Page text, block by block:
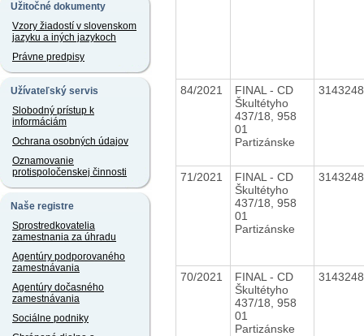
Užitočné dokumenty
Vzory žiadostí v slovenskom
jazyku a iných jazykoch
Právne predpisy
Užívateľský servis
Slobodný prístup k
informáciám
Ochrana osobných údajov
Oznamovanie
protispoločenskej činnosti
Naše registre
Sprostredkovatelia
zamestnania za úhradu
Agentúry podporovaného
zamestnávania
Agentúry dočasného
zamestnávania
Sociálne podniky
84/2021
FINAL - CD
Škultétyho
437/18, 958
01
Partizánske
71/2021
FINAL - CD
Škultétyho
437/18, 958
01
Partizánske
70/2021
FINAL - CD
Škultétyho
437/18, 958
01
Partizánske